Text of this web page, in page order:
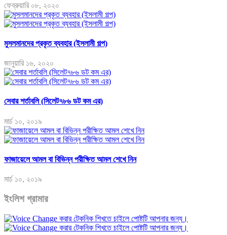
ফেব্রুয়ারি ০৮, ২০২০
মুসলমানদের প্রকৃত ব্যবহার (ইসলামী গল্প)
জানুয়ারি ১৬, ২০২০
সেবার শর্তাবলি (সিলেট৭৮৬ ডট কম এর)
মার্চ ১০, ২০১৯
ফাজায়েলে আমল বা বিভিন্ন পরীক্ষিত আমল শেখে নিন
মার্চ ১০, ২০১৯
ইংলিশ গ্রামার